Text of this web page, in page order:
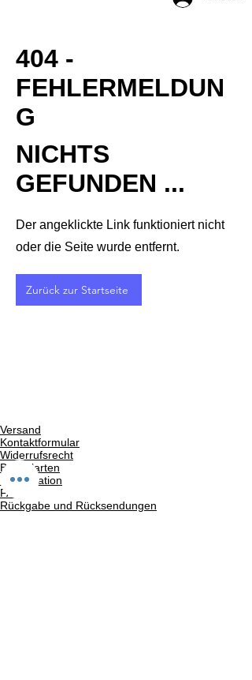
404 -
FEHLERMELDUN
G
NICHTS
GEFUNDEN ...
Der angeklickte Link funktioniert nicht
oder die Seite wurde entfernt.
Zurück zur Startseite
Versand
Kontaktformular
Widerrufsrecht
Bezahlarten
Reklamation
FAQ
Rückgabe und Rücksendungen